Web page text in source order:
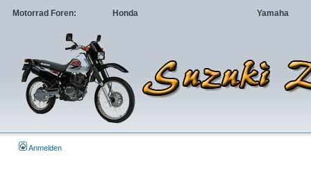
Motorrad Foren: Honda Yamaha
Anmelden